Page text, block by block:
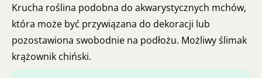
Krucha roślina podobna do akwarystycznych mchów,
która może być przywiązana do dekoracji lub
pozostawiona swobodnie na podłożu. Możliwy ślimak
krążownik chiński.